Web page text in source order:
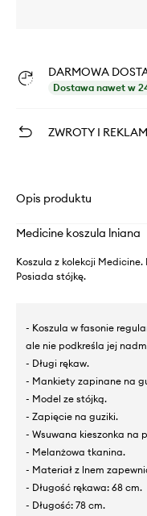
DARMOWA
Dostawa nawet w
ZWROTY I
Opis produktu
Medicine koszula lniana
Koszula z kolekcji
Posiada stójkę.
- Koszula w fasonie
ale nie podkreśla jej
- Długi rękaw.
- Mankiety zapinane na
- Model ze stójką.
- Zapięcie na guziki.
- Wsuwana kieszonka na
- Melanżowa tkanina.
- Materiał z lnem
- Długość rękawa: 68 cm.
- Długość: 78 cm.